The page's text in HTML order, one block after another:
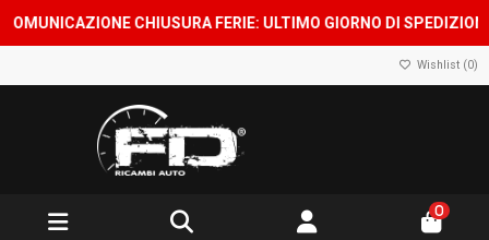
CHIUSURA FERIE: ULTIMO GIORNO DI SPEDIZIONE
Wishlist (0)
0